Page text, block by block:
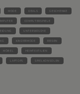
MODE DEALS GESCHENKE
COMPUTERSPIELE
UNTERWÄSCHE
KINDERMODE REISEN
MÖBEL HEIMTEXTILIEN
LAPTOPS SPIELKONSOLEN